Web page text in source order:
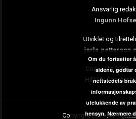
Ansvarlig
Ingunn
Utviklet og
Copyright 2009 –
HSMAI Chapter
Copyright 2019. All rights
Om du fortsetter
sidene, godtar
nettstedets
utelukkende av
hensyn. Nærmere